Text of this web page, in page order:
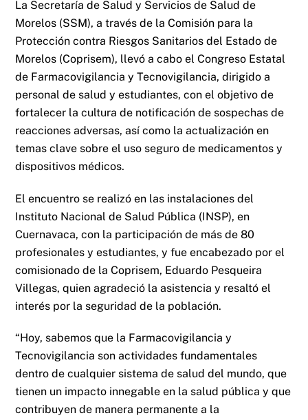
La Secretaría de Salud y Servicios de Salud de
Morelos (SSM), a través de la Comisión para la
Protección contra Riesgos Sanitarios del Estado de
Morelos (Coprisem), llevó a cabo el Congreso Estatal
de Farmacovigilancia y Tecnovigilancia, dirigido a
personal de salud y estudiantes, con el objetivo de
fortalecer la cultura de notificación de sospechas de
reacciones adversas, así como la actualización en
temas clave sobre el uso seguro de medicamentos y
dispositivos médicos.
El encuentro se realizó en las instalaciones del
Instituto Nacional de Salud Pública (INSP), en
Cuernavaca, con la participación de más de 80
profesionales y estudiantes, y fue encabezado por el
comisionado de la Coprisem, Eduardo Pesqueira
Villegas, quien agradeció la asistencia y resaltó el
interés por la seguridad de la población.
“Hoy, sabemos que la Farmacovigilancia y
Tecnovigilancia son actividades fundamentales
dentro de cualquier sistema de salud del mundo, que
tienen un impacto innegable en la salud pública y que
contribuyen de manera permanente a la